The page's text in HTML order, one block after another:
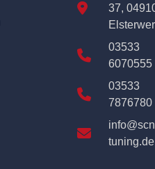
37,
03533
6070555
03533
7876780
tuning.de